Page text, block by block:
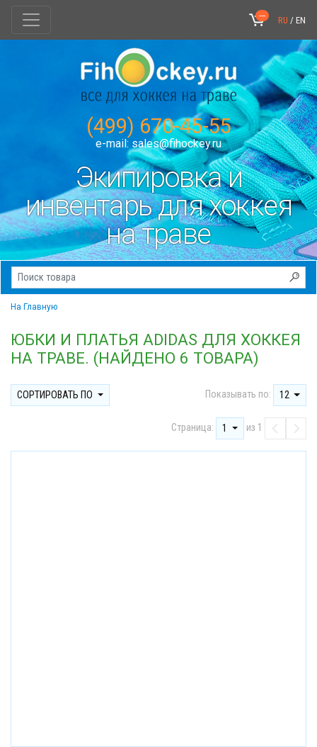
--- RU / EN
(499) 670-45-55
e-mail: sales@fihockey.ru
Экипировка и
инвентарь для хоккея
на траве
На Главную
ЮБКИ И ПЛАТЬЯ ADIDAS ДЛЯ ХОККЕЯ
НА ТРАВЕ. (НАЙДЕНО 6 ТОВАРА)
СОРТИРОВАТЬ ПО Показывать по: 12
Страница: 1 из 1